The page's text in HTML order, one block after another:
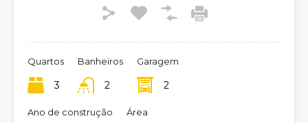
Quartos
3
Banheiros
2
Garagem
2
Ano de construção Área